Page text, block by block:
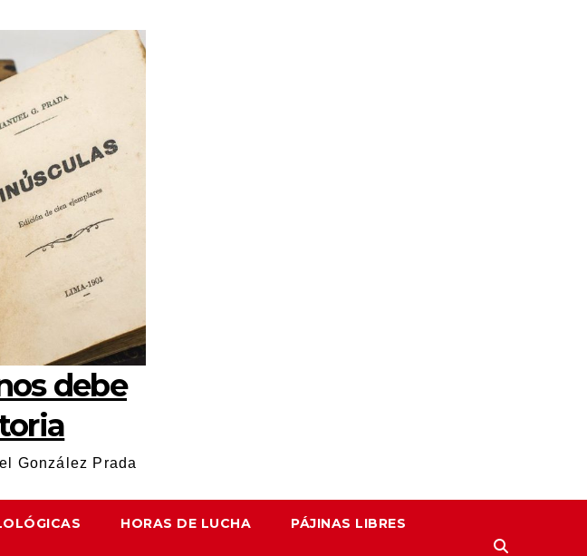
debe
González Prada
HORAS DE LUCHA PÁJINAS LIBRES